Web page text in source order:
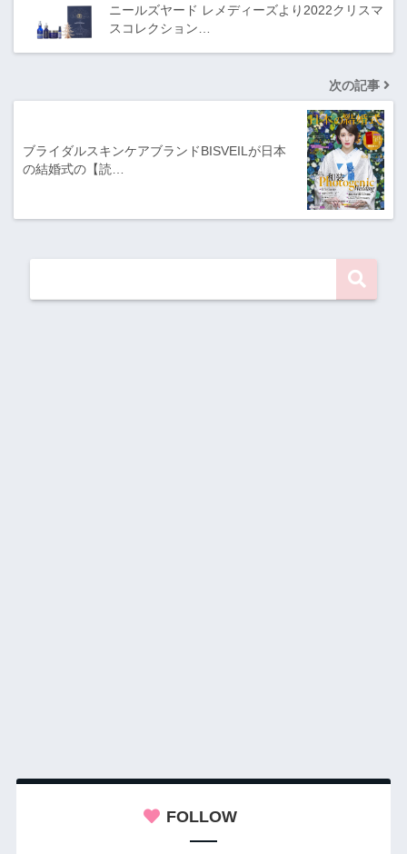
ニールズヤード レメディーズより2022クリスマ
スコレクション…
次の記事
ブライダルスキンケアブランドBISVEILが日本
の結婚式の【読…
FOLLOW